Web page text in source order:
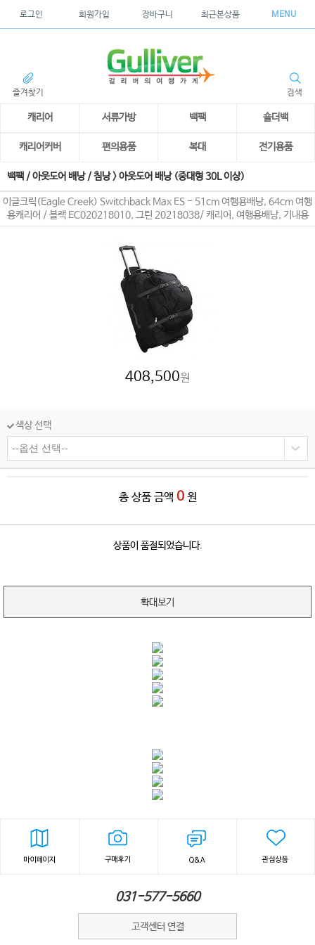
로그인 회원가입 장바구니 최근본상품 MENU
즐겨찾기 검색
캐리어 서류가방 백팩 숄더백
캐리어커버 편의용품 복대 전기용품
백팩 / 아웃도어 배낭 / 침낭>아웃도어 배낭 (중대형 30L 이상)
이글크릭(Eagle Creek) Switchback Max ES - 51cm 여행용배낭, 64cm 여행
용캐리어 / 블랙 EC020218010, 그린 20218038/ 캐리어, 여행용배낭, 기내용
408,500원
색상 선택
총 상품 금액 0 원
상품이 품절되었습니다.
확대보기
031-577-5660
고객센터 연결